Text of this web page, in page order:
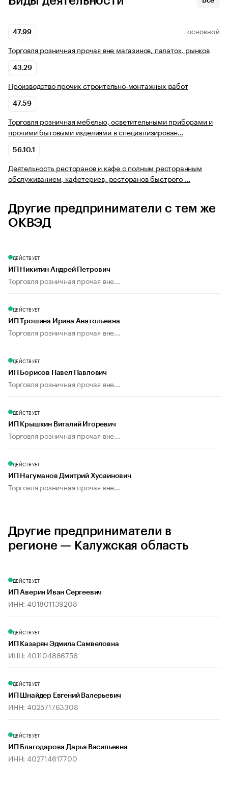
47.99 ОСНОВНОЙ
Торговля розничная прочая вне магазинов, палаток, рынков
43.29
Производство прочих строительно-монтажных работ
47.59
Торговля розничная мебелью, осветительными приборами и
прочими бытовыми изделиями в специализирован…
56.10.1
Деятельность ресторанов и кафе с полным ресторанным
обслуживанием, кафетериев, ресторанов быстрого …
Другие предприниматели с тем же
ОКВЭД
ДЕЙСТВУЕТ
ИП Никитин Андрей Петрович
Торговля розничная прочая вне...
ДЕЙСТВУЕТ
ИП Трошина Ирина Анатольевна
Торговля розничная прочая вне...
ДЕЙСТВУЕТ
ИП Борисов Павел Павлович
Торговля розничная прочая вне...
ДЕЙСТВУЕТ
ИП Крышкин Виталий Игоревич
Торговля розничная прочая вне...
ДЕЙСТВУЕТ
ИП Нагуманов Дмитрий Хусаинович
Торговля розничная прочая вне...
Другие предприниматели в
регионе — Калужская область
ДЕЙСТВУЕТ
ИП Аверин Иван Сергеевич
ИНН: 401801139208
ДЕЙСТВУЕТ
ИП Казарян Эдмила Самвеловна
ИНН: 401104886756
ДЕЙСТВУЕТ
ИП Шнайдер Евгений Валерьевич
ИНН: 402571763308
ДЕЙСТВУЕТ
ИП Благодарова Дарья Васильевна
ИНН: 402714617700